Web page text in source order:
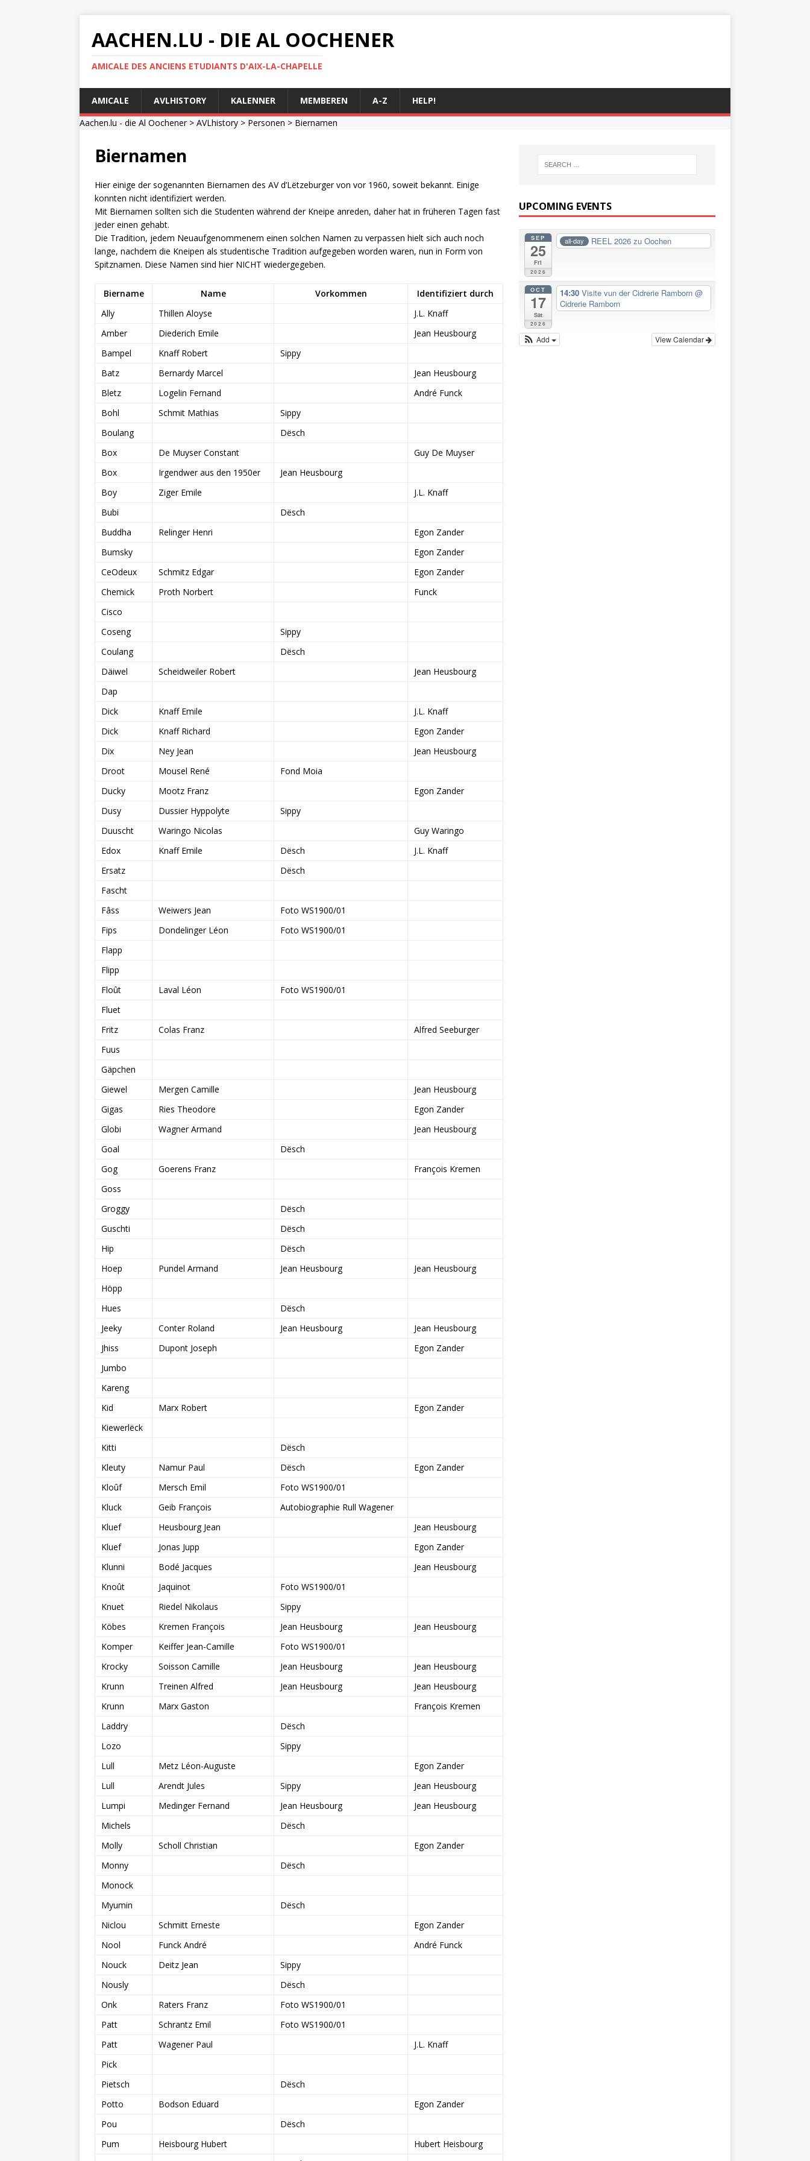
AACHEN.LU - DIE AL OOCHENER
AMICALE DES ANCIENS ETUDIANTS D'AIX-LA-CHAPELLE
AMICALE AVLHISTORY KALENNER MEMBEREN A-Z
HELP!
Aachen.lu - die Al Oochener> AVLhistory > Personen > Biernamen
Biernamen
Hier einige der sogenannten Biernamen des AV d’Lëtzeburger von vor 1960, soweit bekannt. Einige
konnten nicht identifiziert werden.
Mit Biernamen sollten sich die Studenten während der Kneipe anreden, daher hat in früheren Tagen fast
jeder einen gehabt.
Die Tradition, jedem Neuaufgenommenem einen solchen Namen zu verpassen hielt sich auch noch
lange, nachdem die Kneipen als studentische Tradition aufgegeben worden waren, nun in Form von
Spitznamen. Diese Namen sind hier NICHT wiedergegeben.
Biername Name Vorkommen
Identifiziert durch
Ally
Thillen Aloyse
J.L. Knaff
Amber
Diederich Emile
Jean Heusbourg
Bampel
Knaff Robert
Sippy
Batz
Bernardy Marcel
Jean Heusbourg
Bletz
Logelin Fernand
André Funck
Bohl
Schmit Mathias
Sippy
Boulang
Dësch
Box
De Muyser Constant
Guy De Muyser
Box
Irgendwer aus den 1950er
Jean Heusbourg
Boy
Ziger Emile
J.L. Knaff
Bubi
Dësch
Buddha
Relinger Henri
Egon Zander
Bumsky
Egon Zander
CeOdeux
Schmitz Edgar
Egon Zander
Chemick
Proth Norbert
Funck
Cisco
Coseng
Sippy
Coulang
Dësch
Däiwel
Scheidweiler Robert
Jean Heusbourg
Dap
Dick
Knaff Emile
J.L. Knaff
Dick
Knaff Richard
Egon Zander
Dix
Ney Jean
Jean Heusbourg
Droot
Mousel René
Fond Moia
Ducky
Mootz Franz
Egon Zander
Dusy
Dussier Hyppolyte
Sippy
Duuscht
Waringo Nicolas
Guy Waringo
Edox
Knaff Emile Dësch
J.L. Knaff
Ersatz
Dësch
Fascht
Fâss
Weiwers Jean
Foto WS1900/01
Fips
Dondelinger Léon
Foto WS1900/01
Flapp
Flipp
Floût
Laval Léon
Foto WS1900/01
Fluet
Fritz
Colas Franz
Alfred Seeburger
Fuus
Gäpchen
Giewel
Mergen Camille
Jean Heusbourg
Gigas
Ries Theodore
Egon Zander
Globi
Wagner Armand
Jean Heusbourg
Goal
Dësch
Gog
Goerens Franz
François Kremen
Goss
Groggy
Dësch
Guschti
Dësch
Hip
Dësch
Hoep
Pundel Armand Jean Heusbourg
Jean Heusbourg
Höpp
Hues
Dësch
Jeeky
Conter Roland Jean Heusbourg
Jean Heusbourg
Jhiss
Dupont Joseph
Egon Zander
Jumbo
Kareng
Kid
Marx Robert
Egon Zander
Kiewerlëck
Kitti
Dësch
Kleuty
Namur Paul Dësch
Egon Zander
Kloûf
Mersch Emil
Foto WS1900/01
Kluck
Geib François
Autobiographie Rull Wagener
Kluef
Heusbourg Jean
Jean Heusbourg
Kluef
Jonas Jupp
Egon Zander
Klunni
Bodé Jacques
Jean Heusbourg
Knoût
Jaquinot
Foto WS1900/01
Knuet
Riedel Nikolaus
Sippy
Köbes
Kremen François Jean Heusbourg
Jean Heusbourg
Komper
Keiffer Jean-Camille
Foto WS1900/01
Krocky
Soisson Camille Jean Heusbourg
Jean Heusbourg
Krunn
Treinen Alfred Jean Heusbourg
Jean Heusbourg
Krunn
Marx Gaston
François Kremen
Laddry
Dësch
Lozo
Sippy
Lull
Metz Léon-Auguste
Egon Zander
Lull
Arendt Jules Sippy
Jean Heusbourg
Lumpi
Medinger Fernand Jean Heusbourg
Jean Heusbourg
Michels
Dësch
Molly
Scholl Christian
Egon Zander
Monny
Dësch
Monock
Myumin
Dësch
Niclou
Schmitt Erneste
Egon Zander
Nool
Funck André
André Funck
Nouck
Deitz Jean
Sippy
Nously
Dësch
Onk
Raters Franz
Foto WS1900/01
Patt
Schrantz Emil
Foto WS1900/01
Patt
Wagener Paul
J.L. Knaff
Pick
Pietsch
Dësch
Potto
Bodson Eduard
Egon Zander
Pou
Dësch
Pum
Heisbourg Hubert
Hubert Heisbourg
UPCOMING EVENTS
SEP
25
Fri
2026
all-day REEL 2026 zu Oochen
OCT
17
Sat
2026
14:30Visite vun der Cidrerie Ramborn@
Cidrerie Ramborn
View Calendar
Add